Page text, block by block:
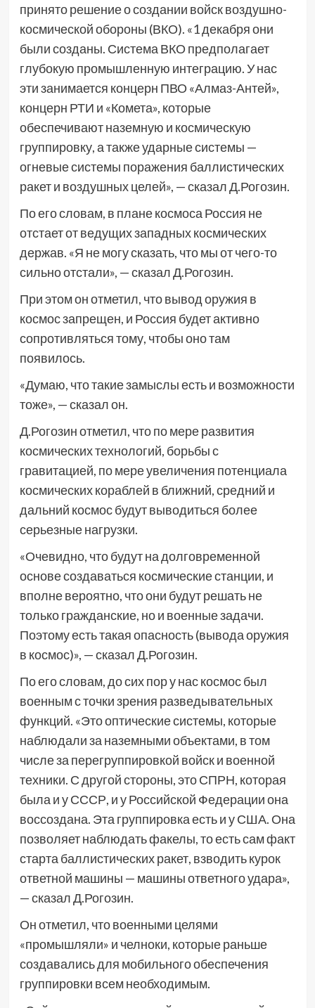
принято решение о создании войск воздушно-
космической обороны (ВКО). «1 декабря они
были созданы. Система ВКО предполагает
глубокую промышленную интеграцию. У нас
эти занимается концерн ПВО «Алмаз-Антей»,
концерн РТИ и «Комета», которые
обеспечивают наземную и космическую
группировку, а также ударные системы —
огневые системы поражения баллистических
ракет и воздушных целей», — сказал Д.Рогозин.
По его словам, в плане космоса Россия не
отстает от ведущих западных космических
держав. «Я не могу сказать, что мы от чего-то
сильно отстали», — сказал Д.Рогозин.
При этом он отметил, что вывод оружия в
космос запрещен, и Россия будет активно
сопротивляться тому, чтобы оно там
появилось.
«Думаю, что такие замыслы есть и возможности
тоже», — сказал он.
Д.Рогозин отметил, что по мере развития
космических технологий, борьбы с
гравитацией, по мере увеличения потенциала
космических кораблей в ближний, средний и
дальний космос будут выводиться более
серьезные нагрузки.
«Очевидно, что будут на долговременной
основе создаваться космические станции, и
вполне вероятно, что они будут решать не
только гражданские, но и военные задачи.
Поэтому есть такая опасность (вывода оружия
в космос)», — сказал Д.Рогозин.
По его словам, до сих пор у нас космос был
военным с точки зрения разведывательных
функций. «Это оптические системы, которые
наблюдали за наземными объектами, в том
числе за перегруппировкой войск и военной
техники. С другой стороны, это СПРН, которая
была и у СССР, и у Российской Федерации она
воссоздана. Эта группировка есть и у США. Она
позволяет наблюдать факелы, то есть сам факт
старта баллистических ракет, взводить курок
ответной машины — машины ответного удара»,
— сказал Д.Рогозин.
Он отметил, что военными целями
«промышляли» и челноки, которые раньше
создавались для мобильного обеспечения
группировки всем необходимым.